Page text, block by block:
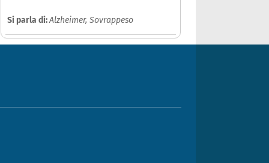
Si parla di:Alzheimer, Sovrappeso